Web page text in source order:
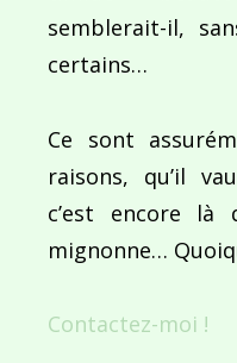
semblerait-il,
certains…
Ce sont
raisons, qu’il
c’est encore
mignonne…
Contactez-moi !